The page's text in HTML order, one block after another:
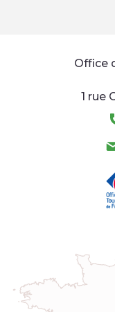
Office
1 rue